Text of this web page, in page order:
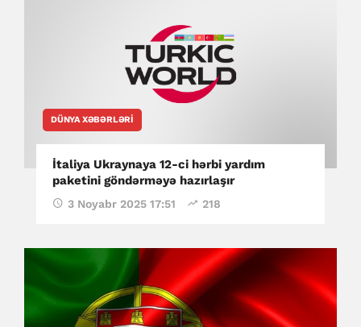
DÜNYA XƏBƏRLƏRI
İtaliya Ukraynaya 12-ci hərbi yardım
paketini göndərməyə hazırlaşır
3 Noyabr 2025 17:51 218